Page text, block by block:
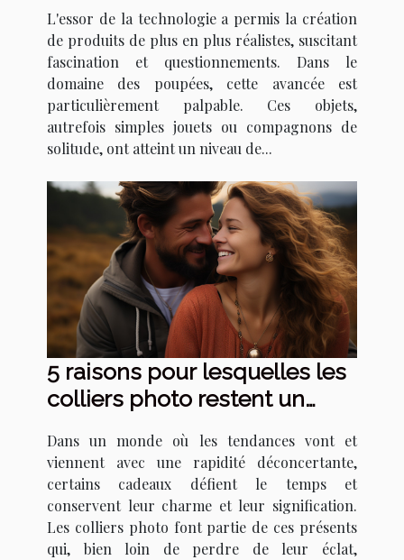
L'essor de la technologie a permis la création
de produits de plus en plus réalistes, suscitant
fascination et questionnements. Dans le
domaine des poupées, cette avancée est
particulièrement palpable. Ces objets,
autrefois simples jouets ou compagnons de
solitude, ont atteint un niveau de...
5 raisons pour lesquelles les
colliers photo restent un
cadeau intemporel
Dans un monde où les tendances vont et
viennent avec une rapidité déconcertante,
certains cadeaux défient le temps et
conservent leur charme et leur signification.
Les colliers photo font partie de ces présents
qui, bien loin de perdre de leur éclat,